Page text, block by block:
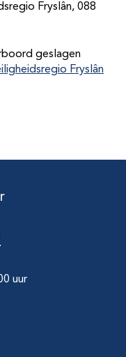
Fryslân, 088
geslagen
Fryslân
uur